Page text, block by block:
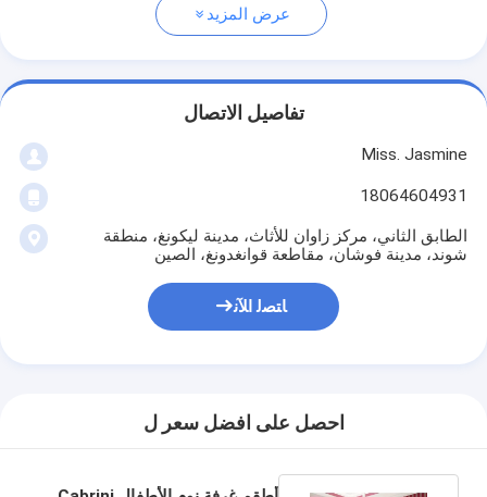
عرض المزيد
تفاصيل الاتصال
Miss. Jasmine
18064604931
الطابق الثاني، مركز زاوان للأثاث، مدينة ليكونغ، منطقة
شوند، مدينة فوشان، مقاطعة قوانغدونغ، الصين
ﺎﺘﺼﻟ ﺍﻶﻧ
احصل على افضل سعر ل